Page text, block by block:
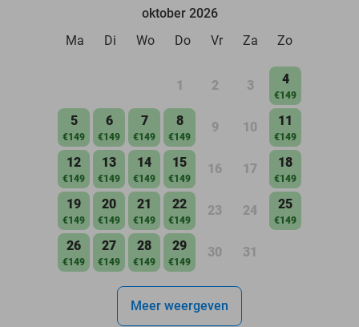
oktober 2026
Ma
Di Wo Do Vr Za Zo
1 2 3 4
€149
5
€149
6
€149
7
€149
8
€149
9 10 11
€149
12
€149
13
€149
14
€149
15
€149
16 17 18
€149
19
€149
20
€149
21
€149
22
€149
23 24 25
€149
26
€149
27
€149
28
€149
29
€149
30 31
Meer weergeven